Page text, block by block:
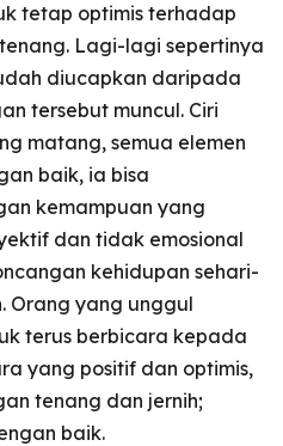
tetap optimis terhadap
Lagi-lagi sepertinya
diucapkan daripada
tersebut muncul. Ciri
matang, semua elemen
baik, ia bisa
kemampuan yang
dan tidak emosional
kehidupan sehari-
Orang yang unggul
terus berbicara kepada
yang positif dan optimis,
tenang dan jernih;
baik.